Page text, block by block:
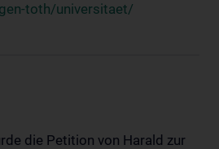
toth/universitaet/
die Petition von Harald zur